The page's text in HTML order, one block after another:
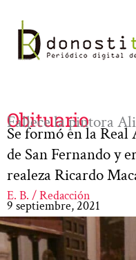
contenido
Obituario
Fallece la pintora
Se formó en la Real
de San Fernando y
realeza Ricardo
E. B. / Redacción
9 septiembre, 2021